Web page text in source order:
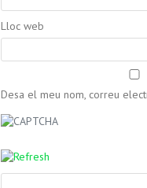
Lloc web
Desa el meu nom, correu